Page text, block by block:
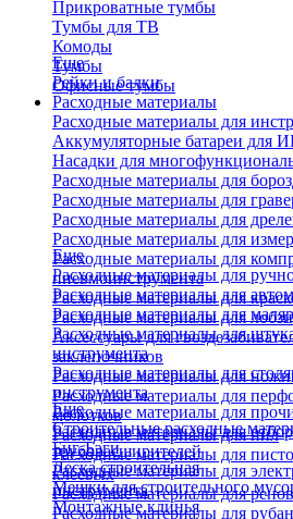
Прикроватные тумбы
Тумбы для ТВ
Комоды
Тумбы
Офисные тумбы
Еще
Рейки и балки
Расходные материалы
Расходные материалы для
Аккумуляторные батареи для
Насадки для
Расходные материалы для
Расходные материалы для
Расходные материалы для
Расходные материалы для
Расходные материалы для
пневмоинструмента
Расходные материалы для
Расходные материалы для
Аксессуары для
заклепочников
Расходные материалы для
Расходные материалы для
молотков
Расходные материалы для пил
Расходные материалы для
клеевых
Расходные материалы для
Расходные материалы для
Еще
Расходные материалы для
Расходные материалы для
Расходные материалы для
Расходные материалы для
инструмента
Расходные материалы для
инструмента
Расходные материалы для
Расходные материалы для
труборасширителей
Расходные материалы для
инструмента
Еще
Строительные расходные
Биг-Бэги
Леска строительная
Мешки для строительного
Монтажные клинья